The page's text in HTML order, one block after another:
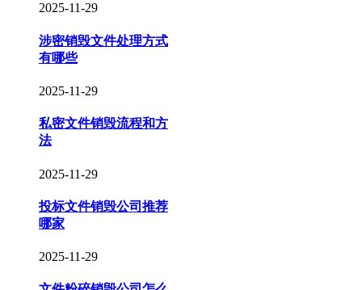
2025-11-29
涉密销毁文件处理方式
有哪些
2025-11-29
私密文件销毁流程和方
法
2025-11-29
投标文件销毁公司推荐
哪家
2025-11-29